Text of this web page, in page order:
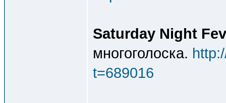
Saturday Night
многоголоска.
t=689016